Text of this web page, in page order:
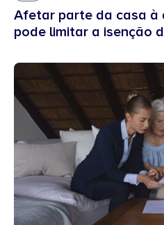
Afetar parte da casa à
pode limitar a isenção